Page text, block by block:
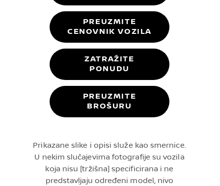
PREUZMITE
CENOVNIK VOZILA
ZATRAŽITE
PONUDU
PREUZMITE
BROŠURU
Prikazane slike i opisi služe kao smernice.
U nekim slučajevima fotografije su vozila
koja nisu [tržišna] specificirana i ne
predstavljaju određeni model, nivo